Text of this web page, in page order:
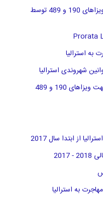
محدود کردن صدور اسپانسری جهت ویزاهای 190 و 489 توسط
استرالیا
شهروندی استرالیا
190 و 489
از ابتدا سال 2017
به استرالیا